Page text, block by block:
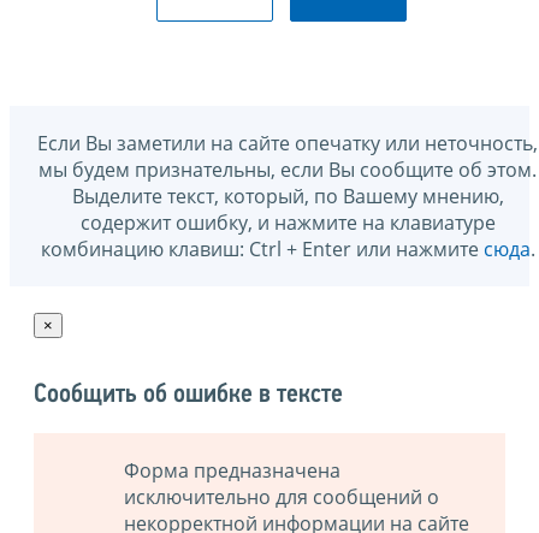
Если Вы заметили на сайте опечатку или неточность,
мы будем признательны, если Вы сообщите об этом.
Выделите текст, который, по Вашему мнению,
содержит ошибку, и нажмите на клавиатуре
комбинацию клавиш: Ctrl + Enter или нажмите сюда.
×
Сообщить об ошибке в тексте
Форма предназначена
исключительно для сообщений о
некорректной информации на сайте